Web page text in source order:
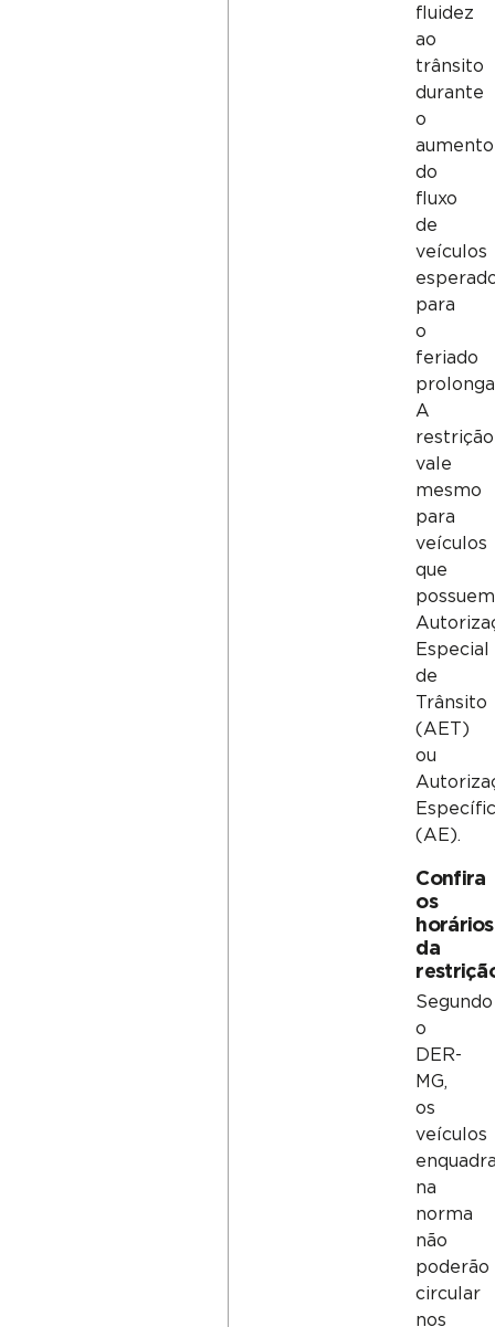
fluidez
ao
trânsito
durante
o
aumento
do
fluxo
de
veículos
para
o
feriado
A
restrição
vale
mesmo
para
veículos
que
possuem
Especial
de
Trânsito
(AET)
ou
(AE).
Confira
os
horários
da
Segundo
o
DER-
MG,
os
veículos
na
norma
não
poderão
circular
nos